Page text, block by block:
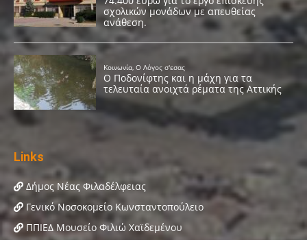
Links
Δήμος Νέας Φιλαδέλφειας
Γενικό Νοσοκομείο Κωνσταντοπούλειο
ΠΠΙΕΔ Μουσείο Φιλιώ Χαϊδεμένου